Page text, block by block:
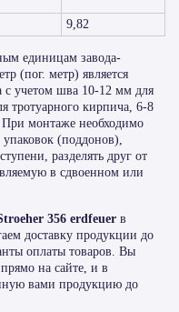
9,82
единицам завода-
(пог. метр) является
с учетом шва 10-12 мм для
тротуарного кирпича, 6-8
монтаже необходимо
(поддонов),
разделять друг от
в сдвоенном или
356 erdfeuer в
доставку продукции до
оплаты товаров. Вы
на сайте, и в
вами продукцию до